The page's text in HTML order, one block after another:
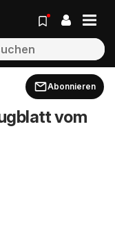
Abonnieren
vom